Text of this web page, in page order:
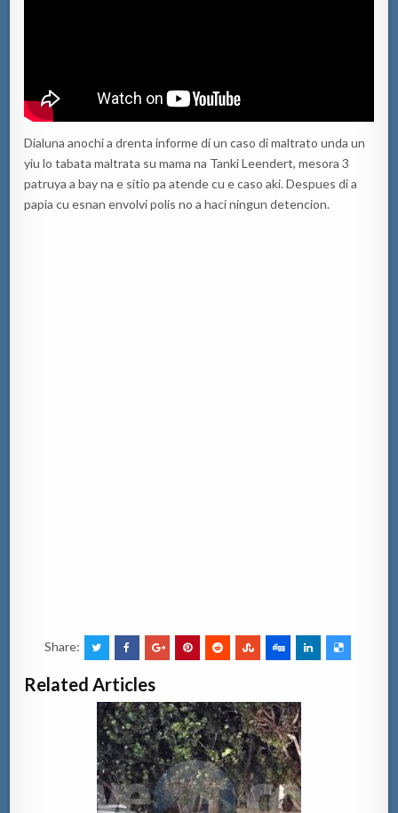
Dialuna anochi a drenta informe di un caso di maltrato unda un
yiu lo tabata maltrata su mama na Tanki Leendert, mesora 3
patruya a bay na e sitio pa atende cu e caso aki. Despues di a
papia cu esnan envolvi polis no a haci ningun detencion.
Share:
Related Articles